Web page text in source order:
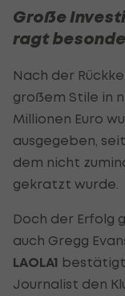
Große
ragt
Nach der
großem Stile in
Millionen Euro
ausgegeben,
dem nicht
gekratzt wurde.
Doch der Erfolg
auch Gregg
LAOLA1
Journalist den